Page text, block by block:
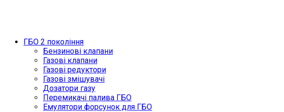
ГБО 2 покоління
Бензинові клапани
Газові клапани
Газові редуктори
Газові змішувачі
Дозатори газу
Перемикачі палива ГБО
Емулятори форсунок для ГБО